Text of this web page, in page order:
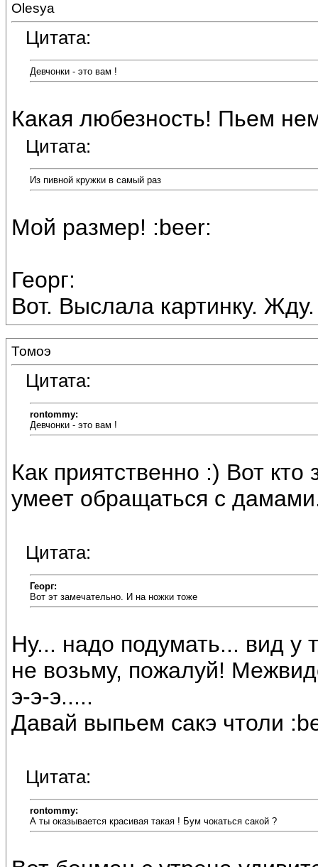
Olesya
Цитата:
Девчонки - это вам !
Какая любезность! Пьем
Цитата:
Из пивной кружки в самый раз
Мой размер! :beer:
Георг:
Вот. Выслала картинку. Жду.
Томоэ
Цитата:
rontommy:
Девчонки - это вам !
Как приятственно :) Вот кто
умеет обращаться с
Цитата:
Георг:
Вот эт замечательно. И на ножки тоже
Ну... надо подумать... вид у
не возьму, пожалуй!
э-э-э.....
Давай выпьем сакэ чтоли
Цитата:
rontommy:
А ты оказывается красивая такая ! Бум чокаться сакой ?